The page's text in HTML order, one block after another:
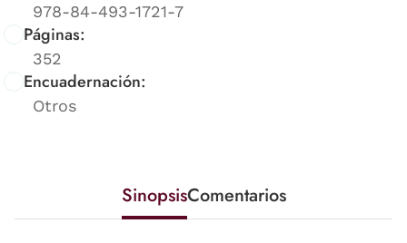
978-84-493-1721-7
Páginas:
352
Encuadernación:
Otros
SinopsisComentarios